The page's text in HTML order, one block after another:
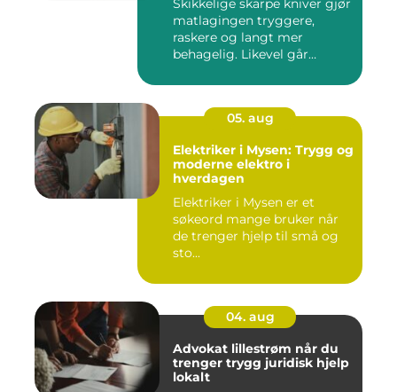
Skikkelige skarpe kniver gjør
matlagingen tryggere,
raskere og langt mer
behagelig. Likevel går
05. aug
Elektriker i Mysen: Trygg og
moderne elektro i
hverdagen
Elektriker i Mysen er et
søkeord mange bruker når
de trenger hjelp til små og
sto...
04. aug
Advokat lillestrøm når du
trenger trygg juridisk hjelp
lokalt